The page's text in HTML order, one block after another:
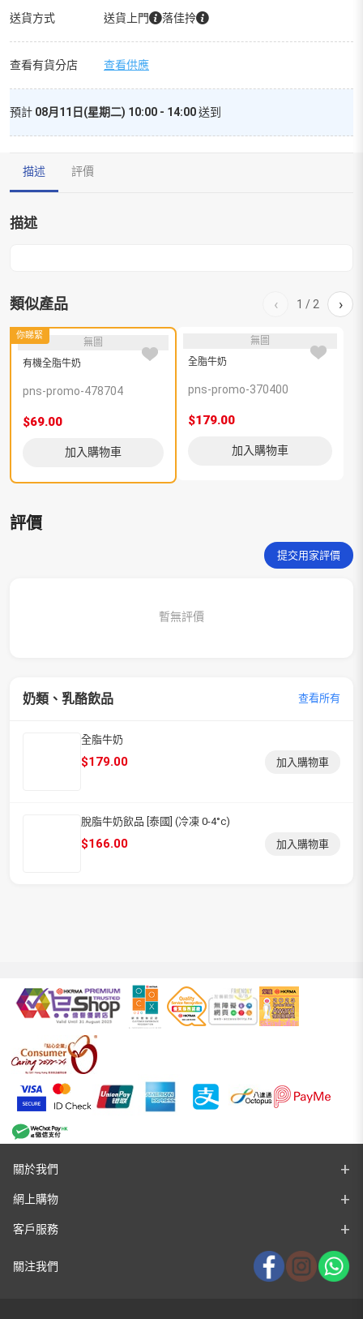
奶
送貨方式 送貨上門 落佳拎
查看有貨分店 查看供應
預計 08月11日(星期二) 10:00 - 14:00送到
描述 評價
描述
類似產品 ‹ 1 / 2 ›
你睇緊
無圖
有機全脂牛奶
pns-promo-478704
$69.00
加入購物車
無圖
全脂牛奶
pns-promo-370400
$179.00
加入購物車
評價
提交用家評價
暫無評價
奶類、乳酪飲品 查看所有
全脂牛奶
$179.00 加入購物車
脫脂牛奶飲品 [泰國] (冷凍 0-4°c)
$166.00 加入購物車
關於我們
網上購物
客戶服務
關注我們